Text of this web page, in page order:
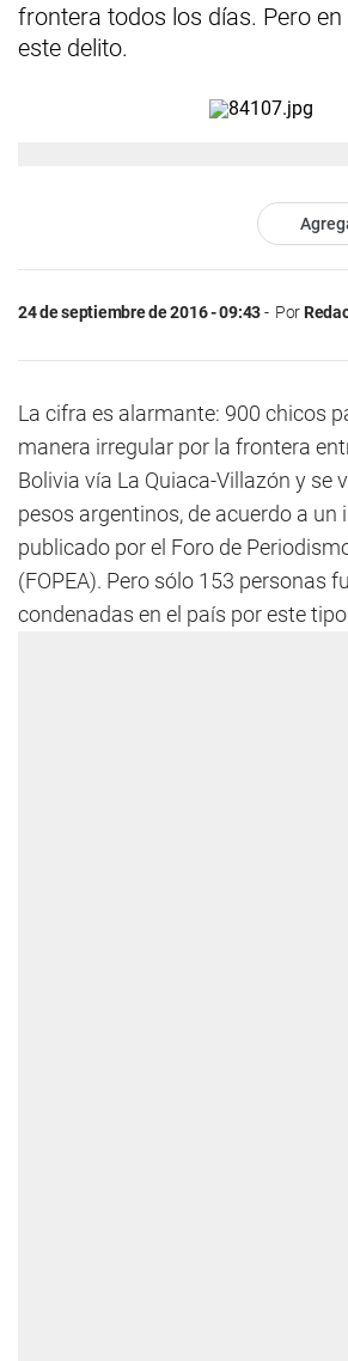
frontera todos los días. Pero
este delito.
24 de septiembre de 2016 - 09:43 Por
La cifra es alarmante: 900 chicos
manera irregular por la frontera
Bolivia vía La Quiaca-Villazón y se
pesos argentinos, de acuerdo a un
publicado por el Foro de
(FOPEA). Pero sólo 153 personas
condenadas en el país por este